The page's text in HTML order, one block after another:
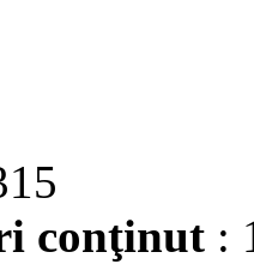
conţinut :